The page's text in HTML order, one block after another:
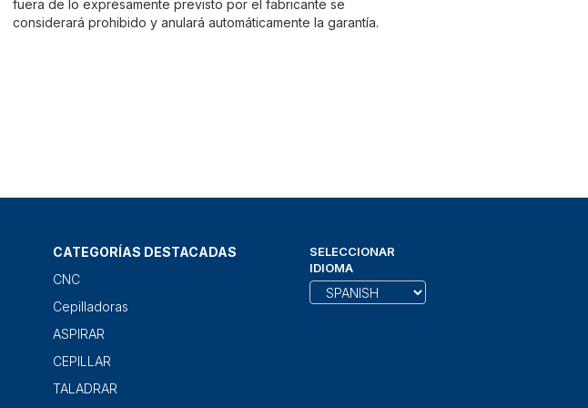
fuera de lo expresamente previsto por el fabricante se
considerará prohibido y anulará automáticamente la garantía.
CATEGORÍAS DESTACADAS
CNC
Cepilladoras
ASPIRAR
CEPILLAR
TALADRAR
SELECCIONAR
IDIOMA